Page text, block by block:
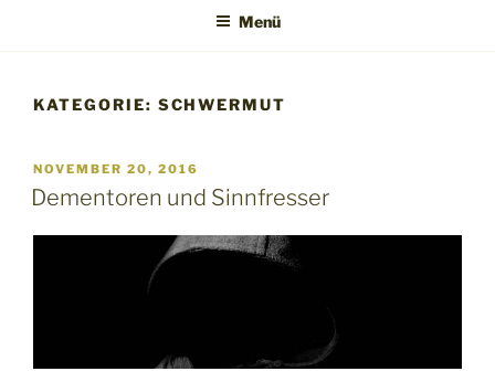
Menü
KATEGORIE: SCHWERMUT
VERÖFFENTLICHT
AM
NOVEMBER 20, 2016
Dementoren und Sinnfresser